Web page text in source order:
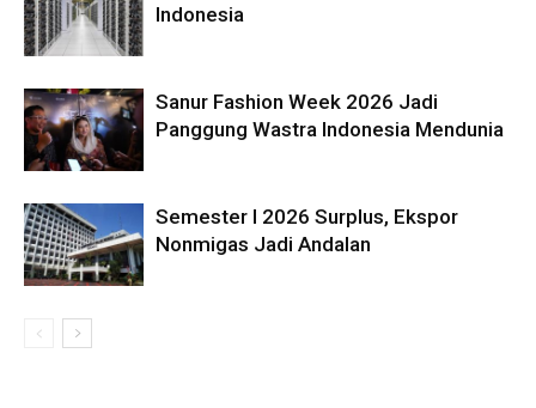
Indonesia
Sanur Fashion Week 2026 Jadi
Panggung Wastra Indonesia Mendunia
Semester I 2026 Surplus, Ekspor
Nonmigas Jadi Andalan